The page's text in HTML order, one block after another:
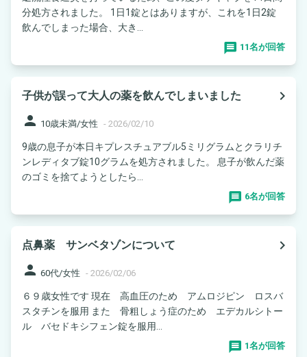
分処方されました。 1日1錠とはありますが、これを1日2錠
飲んでしまった場合、大き...
11名が回答
子供が誤って大人の薬を飲んでしまいました
navigate_next
person 10歳未満/女性 - 2026/02/10
9歳の息子が本日キプレスチュアブル5ミリグラムとクラリチ
ンレディタブ錠10グラムを処方されました。 息子が飲んだ薬
のゴミを捨てようとしたら...
6名が回答
点鼻薬 サンベタゾンについて
navigate_next
person 60代/女性 - 2026/02/06
６９歳女性です 現在 高血圧のため アムロジピン ロスバ
スタチンを服用 また 骨粗しょう症のため エデカルシトー
ル バセドキシフェン錠を服用...
1名が回答